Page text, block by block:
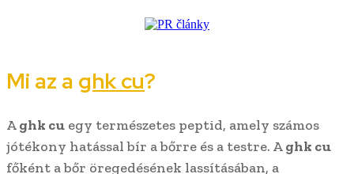
Mi az a ghk cu?
Aghk cu egy természetes peptid, amely számos
jótékony hatással bír a bőrre és a testre. Aghk cu
főként a bőr öregedésének lassításában, a